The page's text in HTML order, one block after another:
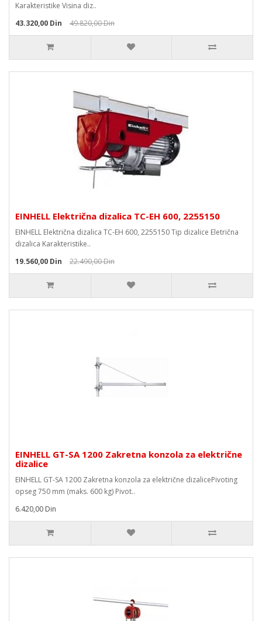
Karakteristike Visina diz..
43.320,00 Din
49.820,00 Din
EINHELL Električna dizalica TC-EH 600, 2255150
EINHELL Električna dizalica TC-EH 600, 2255150 Tip dizalice Eletrična
dizalica Karakteristike..
19.560,00 Din
22.490,00 Din
EINHELL GT-SA 1200 Zakretna konzola za električne
dizalice
EINHELL GT-SA 1200 Zakretna konzola za električne dizalicePivoting
opseg 750 mm (maks. 600 kg) Pivot..
6.420,00 Din